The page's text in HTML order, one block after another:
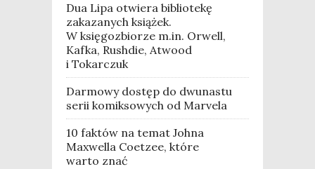
Dua Lipa otwiera bibliotekę
zakazanych książek.
W księgozbiorze m.in. Orwell,
Kafka, Rushdie, Atwood
i Tokarczuk
Darmowy dostęp do dwunastu
serii komiksowych od Marvela
10 faktów na temat Johna
Maxwella Coetzee, które
warto znać